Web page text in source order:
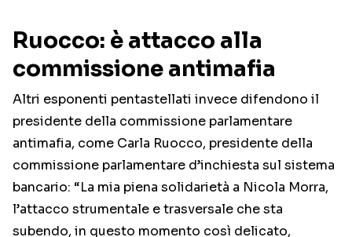
Ruocco: è attacco alla
commissione antimafia
Altri esponenti pentastellati invece difendono il
presidente della commissione parlamentare
antimafia, come Carla Ruocco, presidente della
commissione parlamentare d’inchiesta sul sistema
bancario: “La mia piena solidarietà a Nicola Morra,
l’attacco strumentale e trasversale che sta
subendo, in questo momento così delicato,